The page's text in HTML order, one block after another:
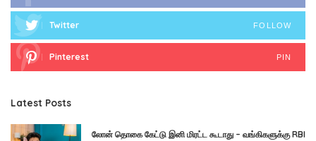
Twitter FOLLOW
Pinterest PIN
Latest Posts
லோன் தொகை கேட்டு இனி மிரட்ட கூடாது – வங்கிகளுக்கு RBI